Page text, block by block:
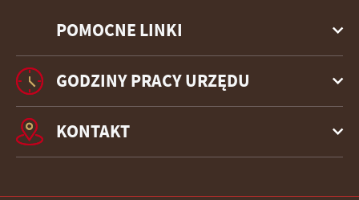
POMOCNE LINKI
GODZINY PRACY URZĘDU
KONTAKT